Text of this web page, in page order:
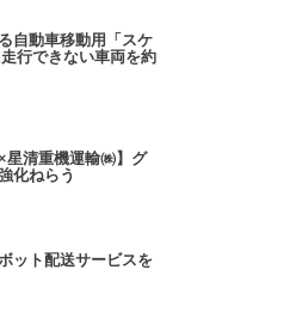
自動車移動用「スケ
行できない車両を約
星清重機運輸㈱】グ
化ねらう
ット配送サービスを